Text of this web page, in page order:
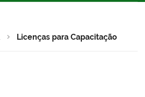
Licenças para Capacitação